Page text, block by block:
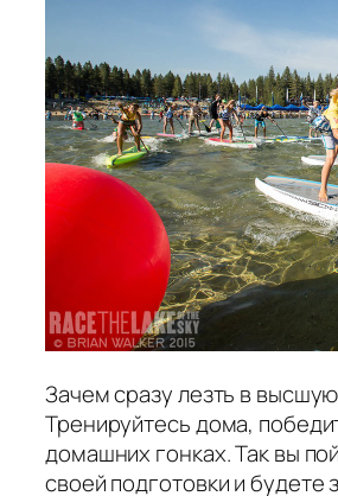
Зачем сразу лезть в
Тренируйтесь дома,
домашних гонках. Так вы
своей подготовки и будете